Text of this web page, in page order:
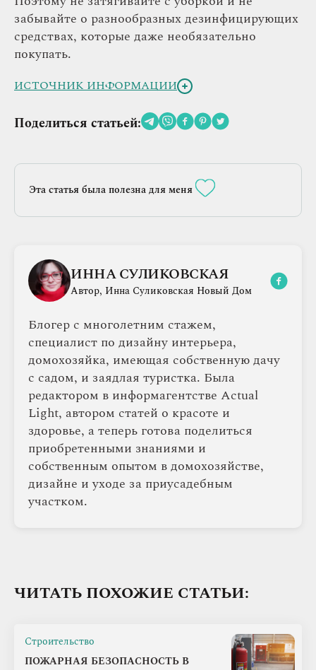
забывайте о разнообразных дезинфицирующих
средствах, которые даже необязательно
покупать.
ИСТОЧНИК ИНФОРМАЦИИ
Better Homes & Gardens,Tips for Thoroughly
Cleaning a Refrigerator Both Inside and Out
Refrigerator, According To Experts
Поделиться статьей:
Эта статья была полезна для меня
ИННА СУЛИКОВСКАЯ
Автор, Инна Суликовская Новый Дом
Блогер с многолетним стажем,
специалист по дизайну интерьера,
домохозяйка, имеющая собственную дачу
с садом, и заядлая туристка. Была
редактором в информагентстве Actual
Light, автором статей о красоте и
здоровье, а теперь готова поделиться
приобретенными знаниями и
собственным опытом в домохозяйстве,
дизайне и уходе за приусадебным
участком.
ЧИТАТЬ ПОХОЖИЕ СТАТЬИ:
Строительство
ПОЖАРНАЯ БЕЗОПАСНОСТЬ В